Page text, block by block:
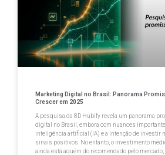
Marketing Digital no Brasil: Panorama
Crescer em 2025
A pesquisa da 8D Hubify revela um panorama
digital no Brasil, embora com nuances
inteligência artificial (IA) e a intenção de investir
sinais positivos. No entanto, o investimento
ainda está aquém do recomendado pelo